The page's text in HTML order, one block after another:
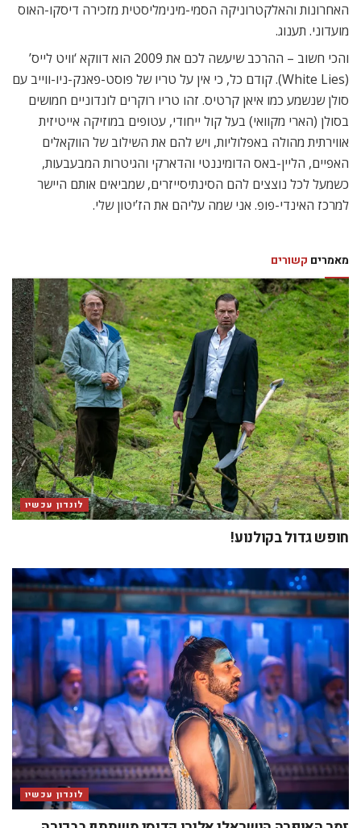
האחרונות והאלקטרוניקה הסמי-מינימליסטית מזכירה דיסקו-האוס
מועדוני. תענוג.
והכי חשוב – ההרכב שיעשה לכם את 2009 הוא דווקא ‘וויט לייס’
(White Lies). קודם כל, כי אין על טריו של פוסט-פאנק-ניו-ווייב עם
סולן שנשמע כמו איאן קרטיס. זהו טריו רוקרים לונדוניים חמושים
בסולן (הארי מקוואי) בעל קול ייחודי, עטופים במוזיקה אייטיזית
אווירתית מהולה באפלוליות, ויש להם את השילוב של הווקאלים
האפיים, הליין-באס הדומיננטי והדארקי והגיטרות המבעבעות,
כשמעל לכל נוצצים להם הסינתיסייזרים, שמביאים אותם היישר
למרכז האינדי-פופ. אני שמה עליהם את הז’יטון שלי.
מאמרים קשורים
לונדון עכשיו
חופש גדול בקולנוע!
לונדון עכשיו